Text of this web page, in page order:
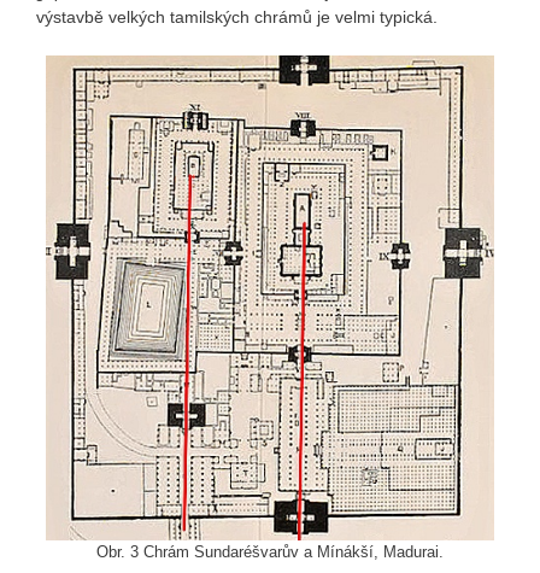
výstavbě velkých tamilských chrámů je velmi typická.
Obr. 3 Chrám Sundaréšvarův a Mínákší, Madurai.